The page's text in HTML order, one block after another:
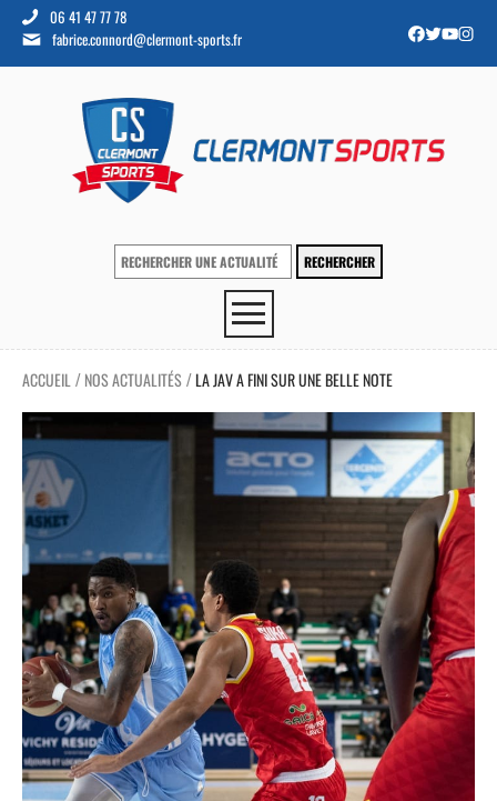
06 41 47 77 78
fabrice.connord@clermont-sports.fr
ACCUEIL / NOS ACTUALITÉS /LA JAV A FINI SUR UNE BELLE NOTE